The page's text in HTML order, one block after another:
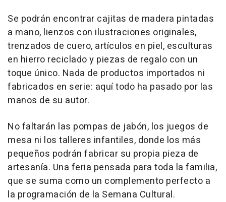
Se podrán encontrar cajitas de madera pintadas
a mano, lienzos con ilustraciones originales,
trenzados de cuero, artículos en piel, esculturas
en hierro reciclado y piezas de regalo con un
toque único. Nada de productos importados ni
fabricados en serie: aquí todo ha pasado por las
manos de su autor.
No faltarán las pompas de jabón, los juegos de
mesa ni los talleres infantiles, donde los más
pequeños podrán fabricar su propia pieza de
artesanía. Una feria pensada para toda la familia,
que se suma como un complemento perfecto a
la programación de la Semana Cultural.